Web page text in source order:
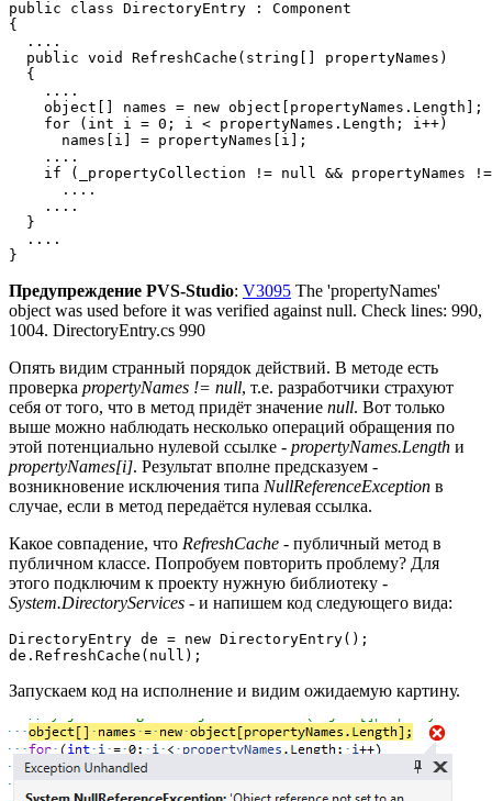
public class DirectoryEntry : Component
{
  ....
  public void RefreshCache(string[] propertyNames)
  {
    ....
    object[] names = new object[propertyNames.Length];
    for (int i = 0; i < propertyNames.Length; i++)
      names[i] = propertyNames[i];
    ....
if (_propertyCollection != null && propertyNames
      ....
    ....
  }
  ....
}
Предупреждение PVS-Studio: V3095 The 'propertyNames'
object was used before it was verified against null. Check lines: 990,
1004. DirectoryEntry.cs 990
Опять видим странный порядок действий. В методе есть
проверка propertyNames != null, т.е. разработчики страхуют
себя от того, что в метод придёт значение null. Вот только
выше можно наблюдать несколько операций обращения по
этой потенциально нулевой ссылке - propertyNames.Length и
propertyNames[i]. Результат вполне предсказуем -
возникновение исключения типа NullReferenceException в
случае, если в метод передаётся нулевая ссылка.
Какое совпадение, что RefreshCache - публичный метод в
публичном классе. Попробуем повторить проблему? Для
этого подключим к проекту нужную библиотеку -
System.DirectoryServices - и напишем код следующего вида:
DirectoryEntry de = new DirectoryEntry();
de.RefreshCache(null);
Запускаем код на исполнение и видим ожидаемую картину.